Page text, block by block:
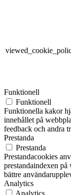
Funktionell
Funktionell
Funktionella kakor
innehållet på
feedback och andra
Prestanda
Prestanda
Prestandacookies
prestandaindexen
bättre
Analytics
Analytics